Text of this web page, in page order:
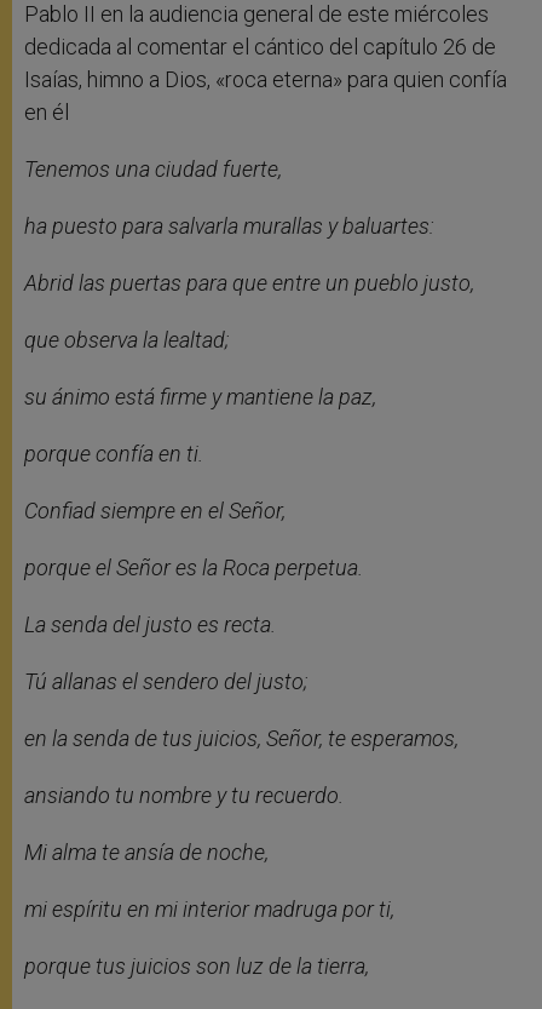
Pablo II en la audiencia general de este miércoles
dedicada al comentar el cántico del capítulo 26 de
Isaías, himno a Dios, «roca eterna» para quien confía
en él
Tenemos una ciudad fuerte,
ha puesto para salvarla murallas y baluartes:
Abrid las puertas para que entre un pueblo justo,
que observa la lealtad;
su ánimo está firme y mantiene la paz,
porque confía en ti.
Confiad siempre en el Señor,
porque el Señor es la Roca perpetua.
La senda del justo es recta.
Tú allanas el sendero del justo;
en la senda de tus juicios, Señor, te esperamos,
ansiando tu nombre y tu recuerdo.
Mi alma te ansía de noche,
mi espíritu en mi interior madruga por ti,
porque tus juicios son luz de la tierra,